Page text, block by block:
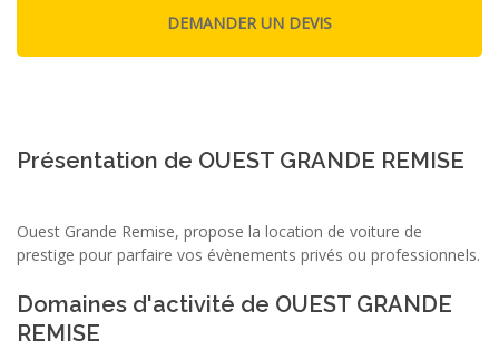
Présentation de OUEST GRANDE REMISE
Ouest Grande Remise, propose la location de voiture de
prestige pour parfaire vos évènements privés ou professionnels.
Domaines d'activité de OUEST GRANDE
REMISE